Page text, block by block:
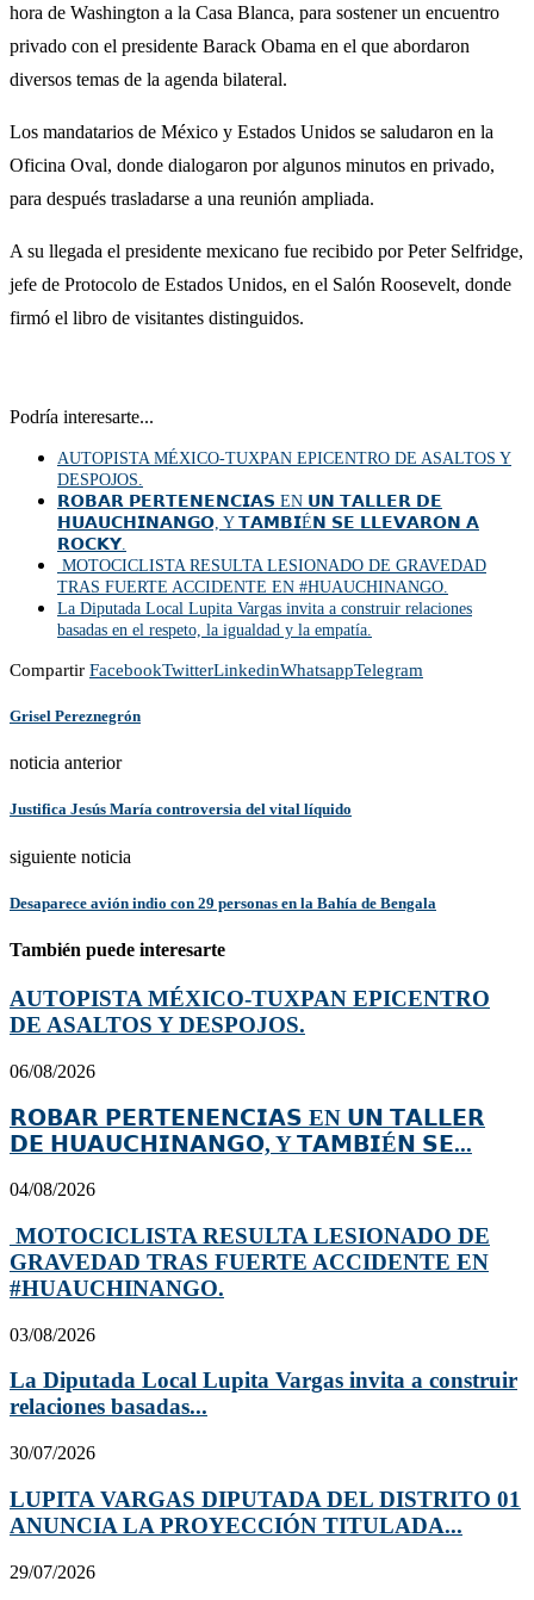
hora de Washington a la Casa Blanca, para sostener un encuentro
privado con el presidente Barack Obama en el que abordaron
diversos temas de la agenda bilateral.
Los mandatarios de México y Estados Unidos se saludaron en la
Oficina Oval, donde dialogaron por algunos minutos en privado,
para después trasladarse a una reunión ampliada.
A su llegada el presidente mexicano fue recibido por Peter Selfridge,
jefe de Protocolo de Estados Unidos, en el Salón Roosevelt, donde
firmó el libro de visitantes distinguidos.
Podría interesarte...
AUTOPISTA MÉXICO-TUXPAN EPICENTRO DE ASALTOS Y
DESPOJOS.
𝗥𝗢𝗕𝗔𝗥 𝗣𝗘𝗥𝗧𝗘𝗡𝗘𝗡𝗖𝗜𝗔𝗦 EN 𝗨𝗡 𝗧𝗔𝗟𝗟𝗘𝗥 𝗗𝗘
𝗛𝗨𝗔𝗨𝗖𝗛𝗜𝗡𝗔𝗡𝗚𝗢, Y 𝗧𝗔𝗠𝗕𝗜É𝗡 𝗦𝗘 𝗟𝗟𝗘𝗩𝗔𝗥𝗢𝗡 𝗔
𝗥𝗢𝗖𝗞𝗬.
MOTOCICLISTA RESULTA LESIONADO DE GRAVEDAD
TRAS FUERTE ACCIDENTE EN #HUAUCHINANGO.
La Diputada Local Lupita Vargas invita a construir relaciones
basadas en el respeto, la igualdad y la empatía.
Compartir FacebookTwitterLinkedinWhatsappTelegram
Grisel Pereznegrón
noticia anterior
Justifica Jesús María controversia del vital líquido
siguiente noticia
Desaparece avión indio con 29 personas en la Bahía de Bengala
También puede interesarte
AUTOPISTA MÉXICO-TUXPAN EPICENTRO
DE ASALTOS Y DESPOJOS.
06/08/2026
𝗥𝗢𝗕𝗔𝗥 𝗣𝗘𝗥𝗧𝗘𝗡𝗘𝗡𝗖𝗜𝗔𝗦 EN 𝗨𝗡 𝗧𝗔𝗟𝗟𝗘𝗥
𝗗𝗘 𝗛𝗨𝗔𝗨𝗖𝗛𝗜𝗡𝗔𝗡𝗚𝗢, Y 𝗧𝗔𝗠𝗕𝗜É𝗡 𝗦𝗘...
04/08/2026
MOTOCICLISTA RESULTA LESIONADO DE
GRAVEDAD TRAS FUERTE ACCIDENTE EN
#HUAUCHINANGO.
03/08/2026
La Diputada Local Lupita Vargas invita a construir
relaciones basadas...
30/07/2026
LUPITA VARGAS DIPUTADA DEL DISTRITO 01
ANUNCIA LA PROYECCIÓN TITULADA...
29/07/2026